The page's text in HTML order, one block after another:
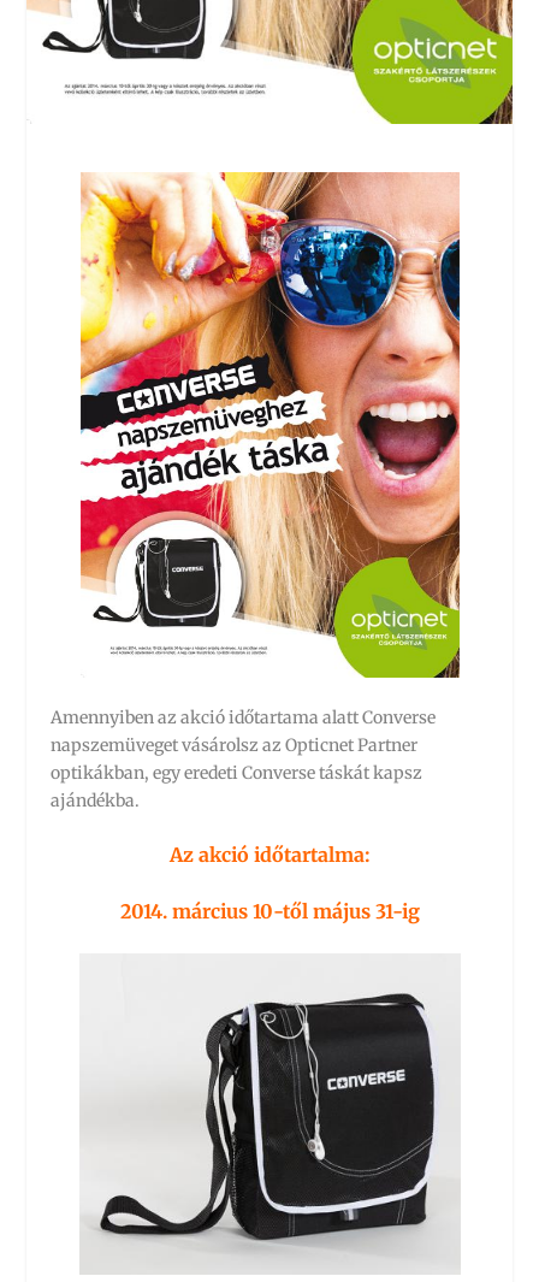
Amennyiben az akció időtartama alatt Converse
napszemüveget vásárolsz az Opticnet Partner
optikákban, egy eredeti Converse táskát kapsz
ajándékba.
Az akció időtartalma:
2014. március 10-től május 31-ig